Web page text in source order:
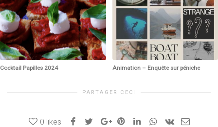
Cocktail Papilles 2024 Animation – Enquête sur péniche
PARTAGER CECI
0 likes